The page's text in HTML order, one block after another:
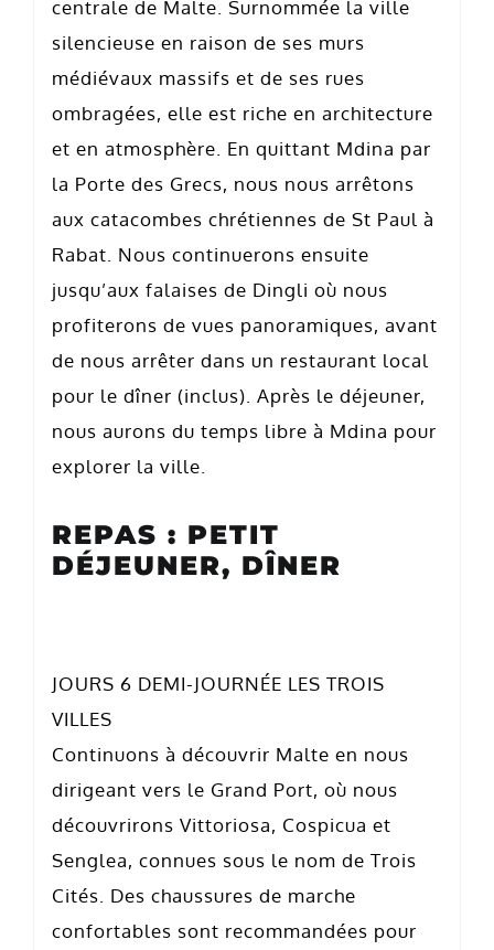
centrale de Malte. Surnommée la ville
silencieuse en raison de ses murs
médiévaux massifs et de ses rues
ombragées, elle est riche en architecture
et en atmosphère. En quittant Mdina par
la Porte des Grecs, nous nous arrêtons
aux catacombes chrétiennes de St Paul à
Rabat. Nous continuerons ensuite
jusqu’aux falaises de Dingli où nous
profiterons de vues panoramiques, avant
de nous arrêter dans un restaurant local
pour le dîner (inclus). Après le déjeuner,
nous aurons du temps libre à Mdina pour
explorer la ville.
REPAS : PETIT
DÉJEUNER, DÎNER
JOURS 6 DEMI-JOURNÉE LES TROIS
VILLES
Continuons à découvrir Malte en nous
dirigeant vers le Grand Port, où nous
découvrirons Vittoriosa, Cospicua et
Senglea, connues sous le nom de Trois
Cités. Des chaussures de marche
confortables sont recommandées pour